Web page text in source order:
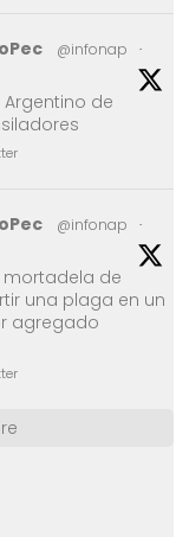
@infonap
·
de
@infonap
·
mortadela de
una plaga en un
agregado